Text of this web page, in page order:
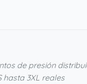
seguidas. No es
de presión
hasta 3XL reales